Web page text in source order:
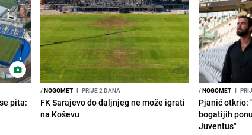
pita:
/NOGOMET I PRIJE 2 DANA
FK Sarajevo do daljnjeg ne može igrati
na Koševu
/NOGOMET I
Pjanić otkrio:
bogatijih
Juventus"